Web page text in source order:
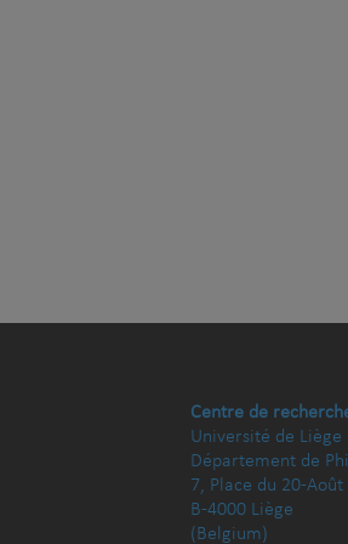
Centre de
Université de Liège
Département de
7, Place du 20-Août
B-4000 Liège
(Belgium)